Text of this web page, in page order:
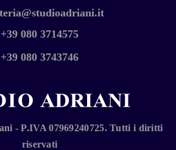
+39 080 3714575
+39 080 3743746
- P.IVA 07969240725. Tutti i diritti
riservati